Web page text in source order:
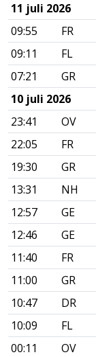
11 juli 2026
09:55
FR
09:11
FL
07:21
GR
10 juli 2026
23:41
OV
22:05
FR
19:30
GR
13:31
NH
12:57
GE
12:46
GE
11:40
FR
11:00
GR
10:47
DR
10:09
FL
00:11
OV